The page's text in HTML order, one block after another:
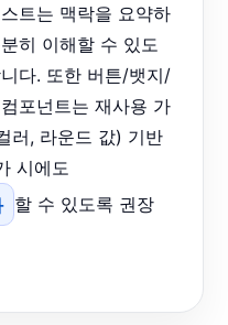
트는 맥락을 요약하
히 이해할 수 있도
다. 또한 버튼/뱃지/
포넌트는 재사용 가
러, 라운드 값) 기반
시에도
할 수 있도록 권장